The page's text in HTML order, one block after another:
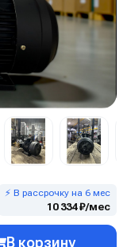
⚡ В рассрочку на 6 мес
10 334 ₽/мес
В корзину